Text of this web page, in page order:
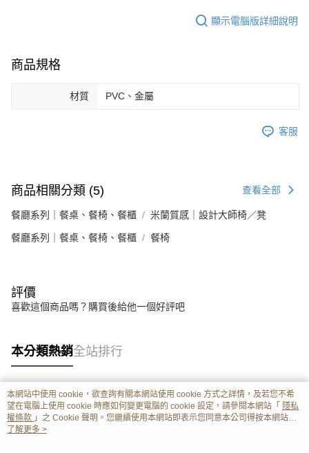
顯示電腦版詳細說明
商品規格
材質 PVC、金屬
客服
商品相關分類 (5) 查看全部
餐廳系列｜餐桌、餐椅、餐櫃 米蘭質感｜設計大師椅／凳
餐廳系列｜餐桌、餐椅、餐櫃 餐椅
評價
喜歡這個商品嗎？購買後給他一個好評吧
本分類熱銷全站排行
熱門標籤
本網站中使用 cookie，欲查詢有關本網站使用 cookie 方式之詳情，及若您不希
望在電腦上使用 cookie 時應如何變更電腦的 cookie 設定，請參閱本網站「 隱私
權條款 」之 Cookie 聲明。您繼續使用本網站即表示您同意本公司得按本網站使
用條款之 Cookie 聲明使用 cookie。
了解更多 >